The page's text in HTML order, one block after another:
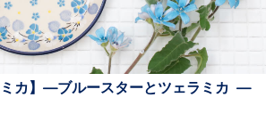
ミカ】—ブルースターとツェラミカ —